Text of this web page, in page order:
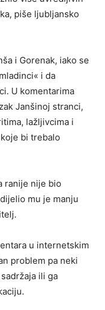
piše ljubljansko
i Gorenak, iako se
i da
U komentarima
Janšinoj stranci,
lažljivcima i
bi trebalo
ranije nije bio
mu je manju
u internetskim
problem pa neki
ili ga